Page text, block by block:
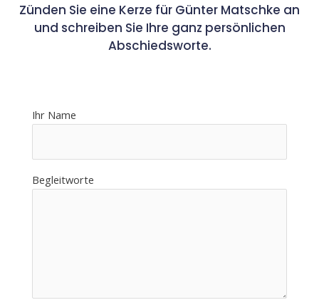
Zünden Sie eine Kerze für Günter Matschke an
und schreiben Sie Ihre ganz persönlichen
Abschiedsworte.
Ihr Name
Begleitworte